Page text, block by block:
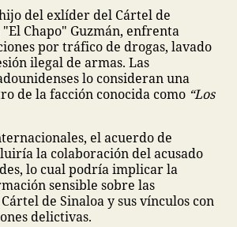
del exlíder del Cártel de
Chapo" Guzmán, enfrenta
por tráfico de drogas, lavado
ilegal de armas. Las
lo consideran una
de la facción conocida como “Los
el acuerdo de
la colaboración del acusado
lo cual podría implicar la
sensible sobre las
de Sinaloa y sus vínculos con
delictivas.